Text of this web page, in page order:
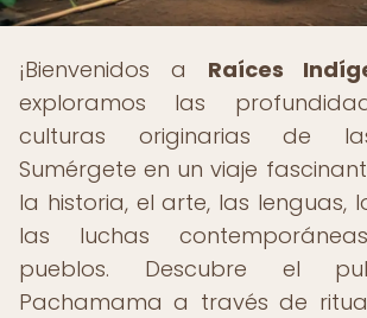
¡Bienvenidos a Raíces
exploramos las
culturas originarias de
Sumérgete en un viaje
la historia, el arte, las lenguas,
las luchas
pueblos. Descubre el
Pachamama a través de